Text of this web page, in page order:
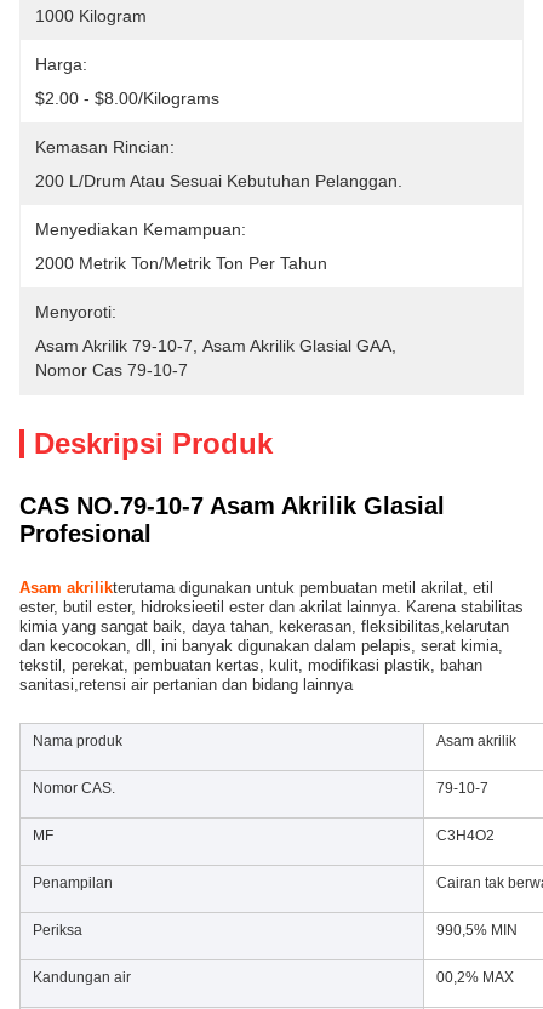
1000 Kilogram
Harga:
$2.00 - $8.00/Kilograms
Kemasan Rincian:
200 L/drum Atau Sesuai Kebutuhan Pelanggan.
Menyediakan Kemampuan:
2000 Metrik Ton/Metrik Ton Per Tahun
Menyoroti:
Asam Akrilik 79-10-7 Asam Akrilik Glasial GAA
Nomor Cas 79-10-7
Deskripsi Produk
CAS NO.79-10-7 Asam Akrilik Glasial
Profesional
Asam akrilikterutama digunakan untuk pembuatan metil akrilat, etil
ester, butil ester, hidroksieetil ester dan akrilat lainnya. Karena stabilitas
kimia yang sangat baik, daya tahan, kekerasan, fleksibilitas,kelarutan
dan kecocokan, dll, ini banyak digunakan dalam pelapis, serat kimia,
tekstil, perekat, pembuatan kertas, kulit, modifikasi plastik, bahan
sanitasi,retensi air pertanian dan bidang lainnya
Nama produk Asam akrilik
Nomor CAS. 79-10-7
MF C3H4O2
Penampilan Cairan tak
Periksa 990,5% MIN
Kandungan air 00,2% MAX